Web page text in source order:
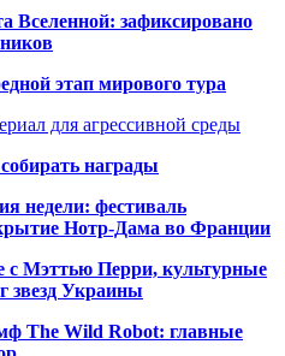
Вселенной: зафиксировано
этап мирового тура
для агрессивной среды
награды
недели: фестиваль
Нотр-Дама во Франции
с Мэттью Перри, культурные
звезд Украины
The Wild Robot: главные